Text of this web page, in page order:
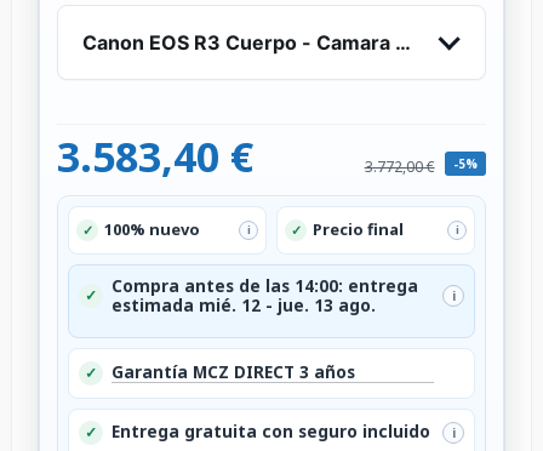
Canon EOS R3 Cuerpo - Camara mirrorless
3.583,40 € 3.772,00 € -5%
✓ 100% nuevo i ✓ Precio final i
✓
Compra antes de las 14:00: entrega
estimada mié. 12 - jue. 13 ago.
i
✓ Garantía MCZ DIRECT 3 años
✓ Entrega gratuita con seguro incluido i